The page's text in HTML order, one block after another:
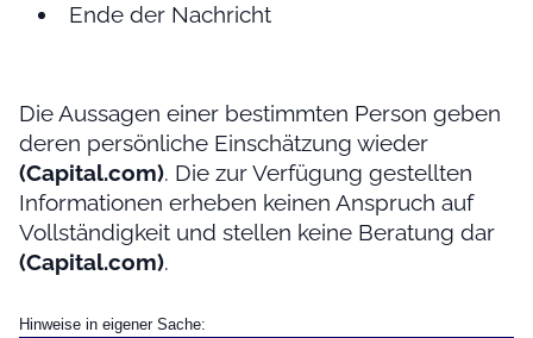
Ende der Nachricht
Die Aussagen einer bestimmten Person geben
deren persönliche Einschätzung wieder
(Capital.com). Die zur Verfügung gestellten
Informationen erheben keinen Anspruch auf
Vollständigkeit und stellen keine Beratung dar
(Capital.com).
Hinweise in eigener Sache: